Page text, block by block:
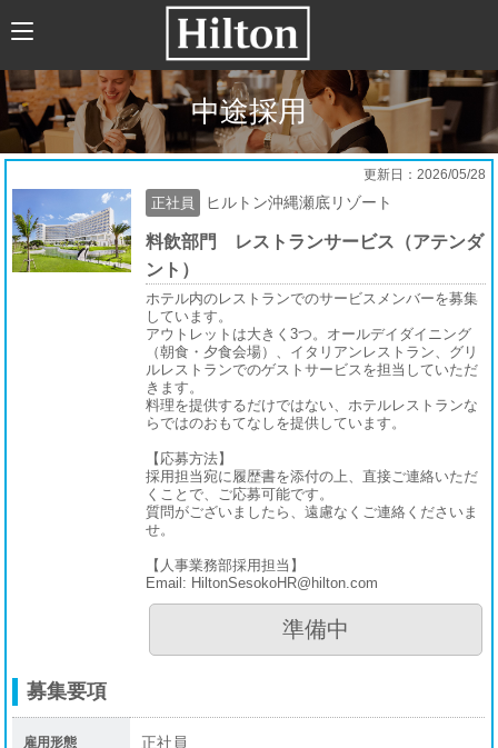
中途採用
更新日：2026/05/28
正社員 ヒルトン沖縄瀬底リゾート
料飲部門 レストランサービス（アテンダ
ント）
ホテル内のレストランでのサービスメンバーを募集
しています。
アウトレットは大きく3つ。オールデイダイニング
（朝食・夕食会場）、イタリアンレストラン、グリ
ルレストランでのゲストサービスを担当していただ
きます。
料理を提供するだけではない、ホテルレストランな
らではのおもてなしを提供しています。
【応募方法】
採用担当宛に履歴書を添付の上、直接ご連絡いただ
くことで、ご応募可能です。
質問がございましたら、遠慮なくご連絡くださいま
せ。
【人事業務部採用担当】
Email: HiltonSesokoHR@hilton.com
準備中
募集要項
雇用形態 正社員
ABOUT US
HILTONについて
HILTON JAPANの歴史
トレーニング
企業文化
（社会貢献、職場環境、福利厚生）
新卒採用について
【新卒】RJET幹部候補
RJETの声
RJETの一日